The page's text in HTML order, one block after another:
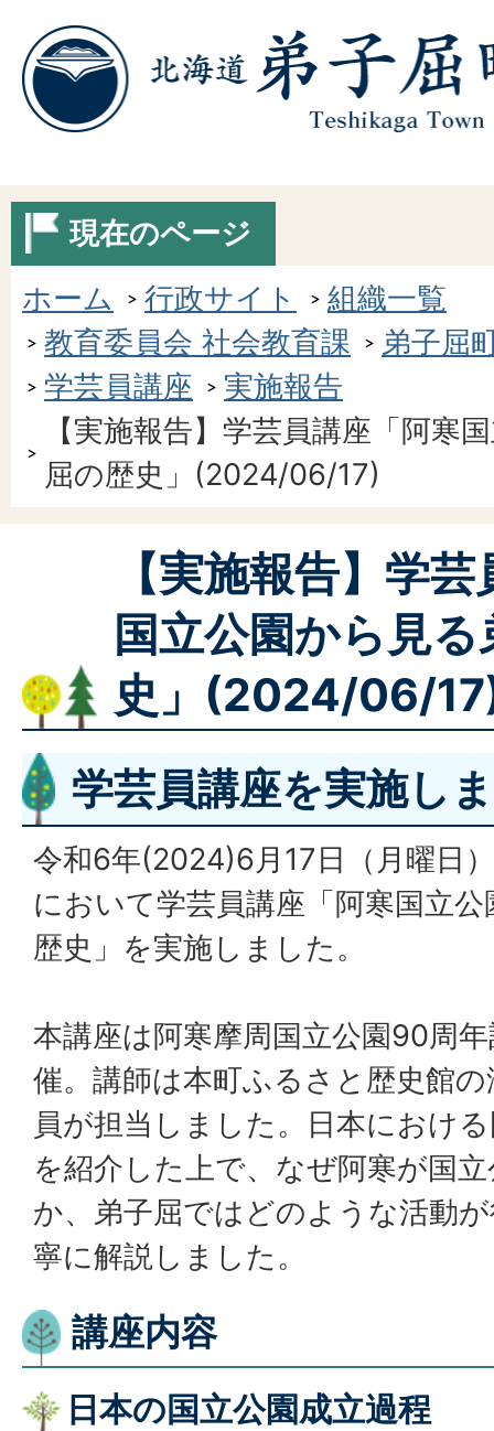
現在のページ
ホーム
行政サイト
組織一覧
教育委員会 社会教育課
弟子屈
学芸員講座
実施報告
【実施報告】学芸員講座「阿寒
屈の歴史」(2024/06/17)
【実施報告】学
国立公園から見
史」(2024/06/
学芸員講座を実施し
令和6年(2024)6月17日（月曜日
において学芸員講座「阿寒国立
歴史」を実施しました。
本講座は阿寒摩周国立公園90周
催。講師は本町ふるさと歴史館
員が担当しました。日本におけ
を紹介した上で、なぜ阿寒が国
か、弟子屈ではどのような活動
寧に解説しました。
講座内容
日本の国立公園成立過程